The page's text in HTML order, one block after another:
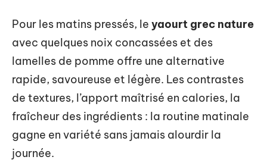
Pour les matins pressés, le yaourt grec nature
avec quelques noix concassées et des
lamelles de pomme offre une alternative
rapide, savoureuse et légère. Les contrastes
de textures, l’apport maîtrisé en calories, la
fraîcheur des ingrédients : la routine matinale
gagne en variété sans jamais alourdir la
journée.